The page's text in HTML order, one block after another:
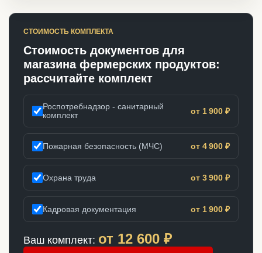
СТОИМОСТЬ КОМПЛЕКТА
Стоимость документов для
магазина фермерских продуктов:
рассчитайте комплект
Роспотребнадзор - санитарный
комплект
от 1 900 ₽
Пожарная безопасность (МЧС) от 4 900 ₽
Охрана труда от 3 900 ₽
Кадровая документация от 1 900 ₽
Ваш комплект: от 12 600 ₽